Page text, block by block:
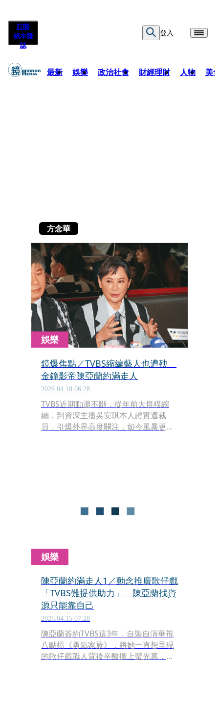
訂閱
紙本雜
誌
登入
最新 娛樂 政治社會 財經理財 人物 美
方念華
娛樂
鏡爆焦點／TVBS縮編藝人也遭殃
金鐘影帝陳亞蘭約滿走人
2026.04.18 06:28
TVBS近期動盪不斷，從年前大規模縮
編，到資深主播吳安琪本人證實遭裁
員，引爆外界高度關注，如今風暴更延
娛樂
陳亞蘭約滿走人1／動念推廣歌仔戲
「TVBS難提供助力」 陳亞蘭找資
源只能靠自己
2026.04.15 07:28
陳亞蘭簽約TVBS這3年，自製自演華視
八點檔《勇氣家族》，將她一直想呈現
的歌仔戲職人背後辛酸搬上螢光幕，並